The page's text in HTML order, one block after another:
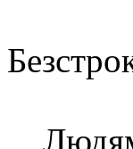
Людям